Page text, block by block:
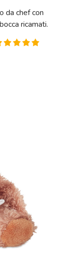
da chef con
ricamati.